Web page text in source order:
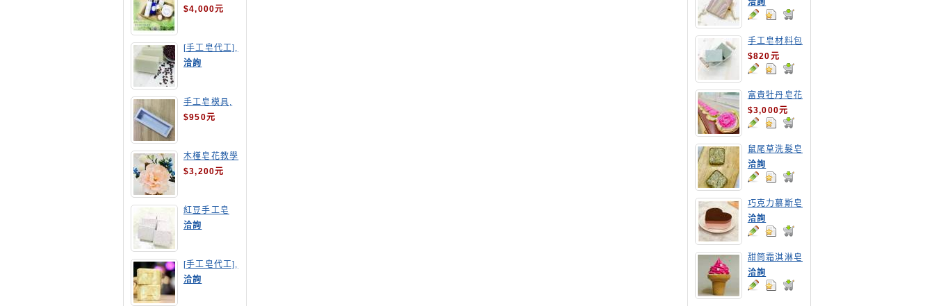
配班
$4,000元
[手工皂代工],
酒粕皂
洽詢
手工皂模具,
長方形吐司模
$950元
木槿皂花教學
$3,200元
紅豆手工皂
洽詢
[手工皂代工],
羊奶皂
洽詢
洽詢
手工皂材料包
1公斤包裝
$820元
富貴牡丹皂花
$3,000元
鼠尾草洗髮皂
洽詢
巧克力慕斯皂
洽詢
甜筒霜淇淋皂
洽詢